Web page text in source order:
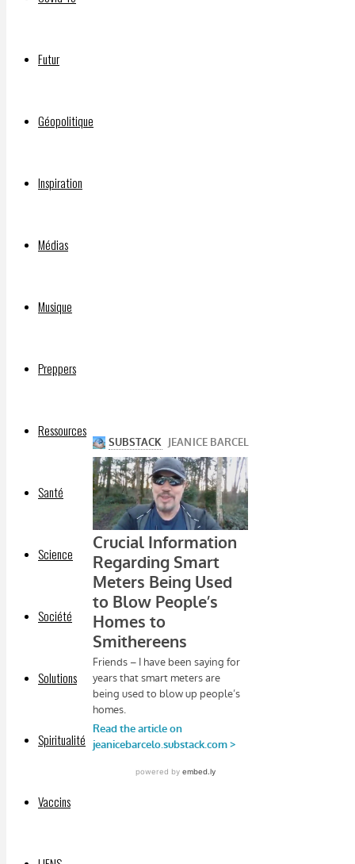
Futur
Géopolitique
Inspiration
Médias
Musique
Preppers
Ressources
Santé
Science
Société
Solutions
Spiritualité
Vaccins
Smithereens